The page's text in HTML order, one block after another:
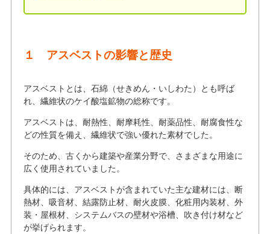
１ アスベストの影響と歴史
アスベストとは、石綿（せきめん・いしわた）とも呼ば
れ、繊維状のケイ酸塩鉱物の総称です。
アスベストは、耐熱性、耐摩耗性、耐薬品性、耐腐食性な
どの性質を備え、繊維状で強い優れた素材でした。
そのため、古くから建築や産業分野で、さまざまな用途に
広く使用されていました。
具体的には、アスベストが含まれていた主な建材には、断
熱材、吸音材、結露防止材、耐火皮膜、化粧用内装材、外
装・屋根材、システムバスの壁材や浴槽、吹き付け材など
が挙げられます。